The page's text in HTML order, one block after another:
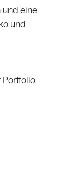
und eine
und
Portfolio